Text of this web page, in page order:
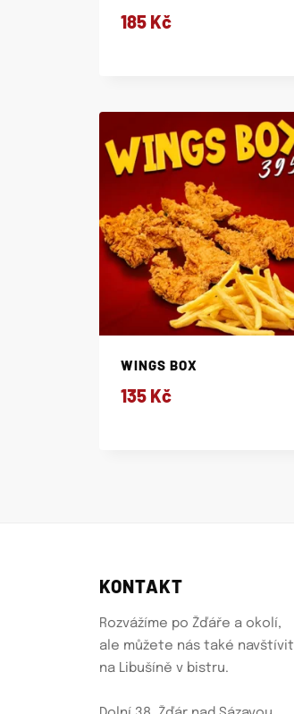
185 Kč
WINGS BOX
135 Kč
KONTAKT
Rozvážíme po Žďáře a okolí,
ale můžete nás také navštívit
na Libušíně v bistru.